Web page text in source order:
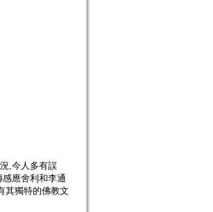
,今人多有誤
應舍利和李通
其獨特的佛教文